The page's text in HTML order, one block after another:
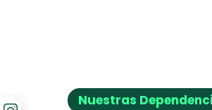
Nuestras